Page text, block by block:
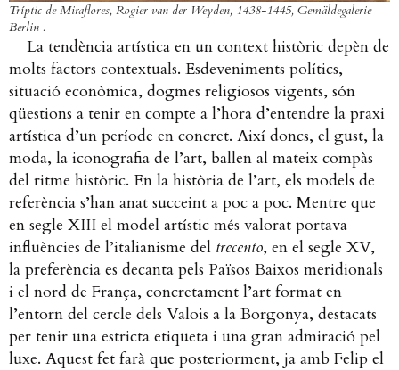
Tríptic de Miraflores, Rogier van der Weyden, 1438-1445, Gemäldegalerie
Berlin .
La tendència artística en un context històric depèn de
molts factors contextuals. Esdeveniments polítics,
situació econòmica, dogmes religiosos vigents, són
qüestions a tenir en compte a l’hora d’entendre la praxi
artística d’un període en concret. Així doncs, el gust, la
moda, la iconografia de l’art, ballen al mateix compàs
del ritme històric. En la història de l’art, els models de
referència s’han anat succeint a poc a poc. Mentre que
en segle XIII el model artístic més valorat portava
influències de l’italianisme del trecento, en el segle XV,
la preferència es decanta pels Països Baixos meridionals
i el nord de França, concretament l’art format en
l’entorn del cercle dels Valois a la Borgonya, destacats
per tenir una estricta etiqueta i una gran admiració pel
luxe. Aquest fet farà que posteriorment, ja amb Felip el